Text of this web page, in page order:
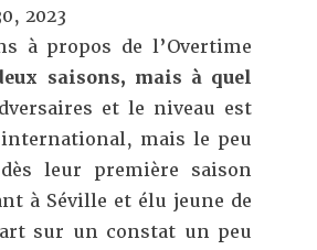
2023
à propos de l’Overtime
saisons, mais à quel
et le niveau est
mais le peu
leur première saison
à Séville et élu jeune de
sur un constat un peu